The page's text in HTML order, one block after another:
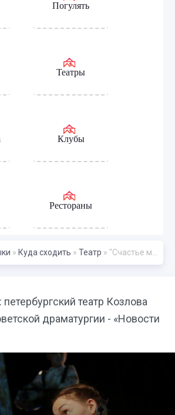
Погулять
Театры
Клубы
Рестораны
» Куда сходить » Театр » "Счастье мое": петербургский театр Козлова поставил хит советской драматургии - «Новости Театра»
театр Козлова
драматургии - «Новости